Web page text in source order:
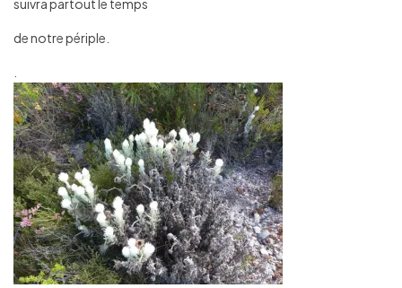
suivra partout le temps
de notre périple.